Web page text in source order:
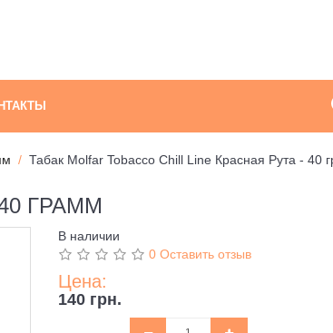
Табак Molfar Tobacco Chill Line Красная Рута - 40
ГРАММ
В наличии
0 Оставить отзыв
Цена:
140 грн.